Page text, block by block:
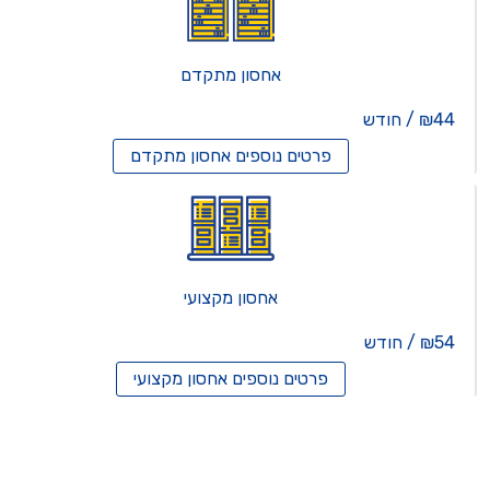
אחסון מתקדם
₪44 / חודש
פרטים נוספיםאחסון מתקדם
אחסון מקצועי
₪54 / חודש
פרטים נוספיםאחסון מקצועי